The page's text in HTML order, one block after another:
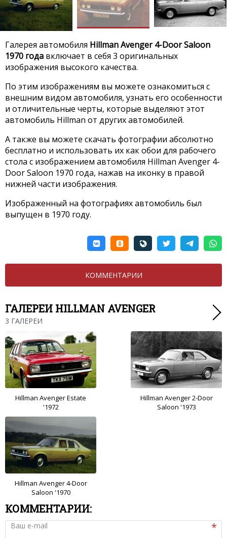
Галерея автомобиля Hillman Avenger 4-Door Saloon
1970 года включает в себя 3 оригинальных
изображения высокого качества.
По этим изображениям вы можете ознакомиться с
внешним видом автомобиля, узнать его особенности
и отличительные черты, которые выделяют этот
автомобиль Hillman от других автомобилей.
А также вы можете скачать фотографии абсолютно
бесплатно и использовать их как обои для рабочего
стола с изображением автомобиля Hillman Avenger 4-
Door Saloon 1970 года, нажав на иконку в правой
нижней части изображения.
Изображенный на фотографиях автомобиль был
выпущен в 1970 году.
КОММЕНТАРИИ
ГАЛЕРЕИ HILLMAN AVENGER
3 ГАЛЕРЕИ
Hillman Avenger Estate
'1972
Hillman Avenger 2-Door
Saloon '1973
Hillman Avenger 4-Door
Saloon '1970
КОММЕНТАРИИ:
Ваш e-mail